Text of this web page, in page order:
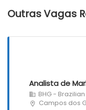
Outras Vagas
Analista de
BHG -
Campos dos